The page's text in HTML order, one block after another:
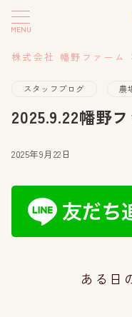
MENU
株式会社 幡野ファーム
スタッフブログ 農
2025.9.22幡野
2025年9月22日
ある日